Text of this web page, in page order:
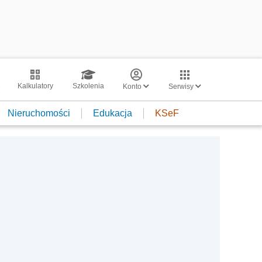
Kalkulatory Szkolenia Konto Serwisy
Nieruchomości Edukacja KSeF